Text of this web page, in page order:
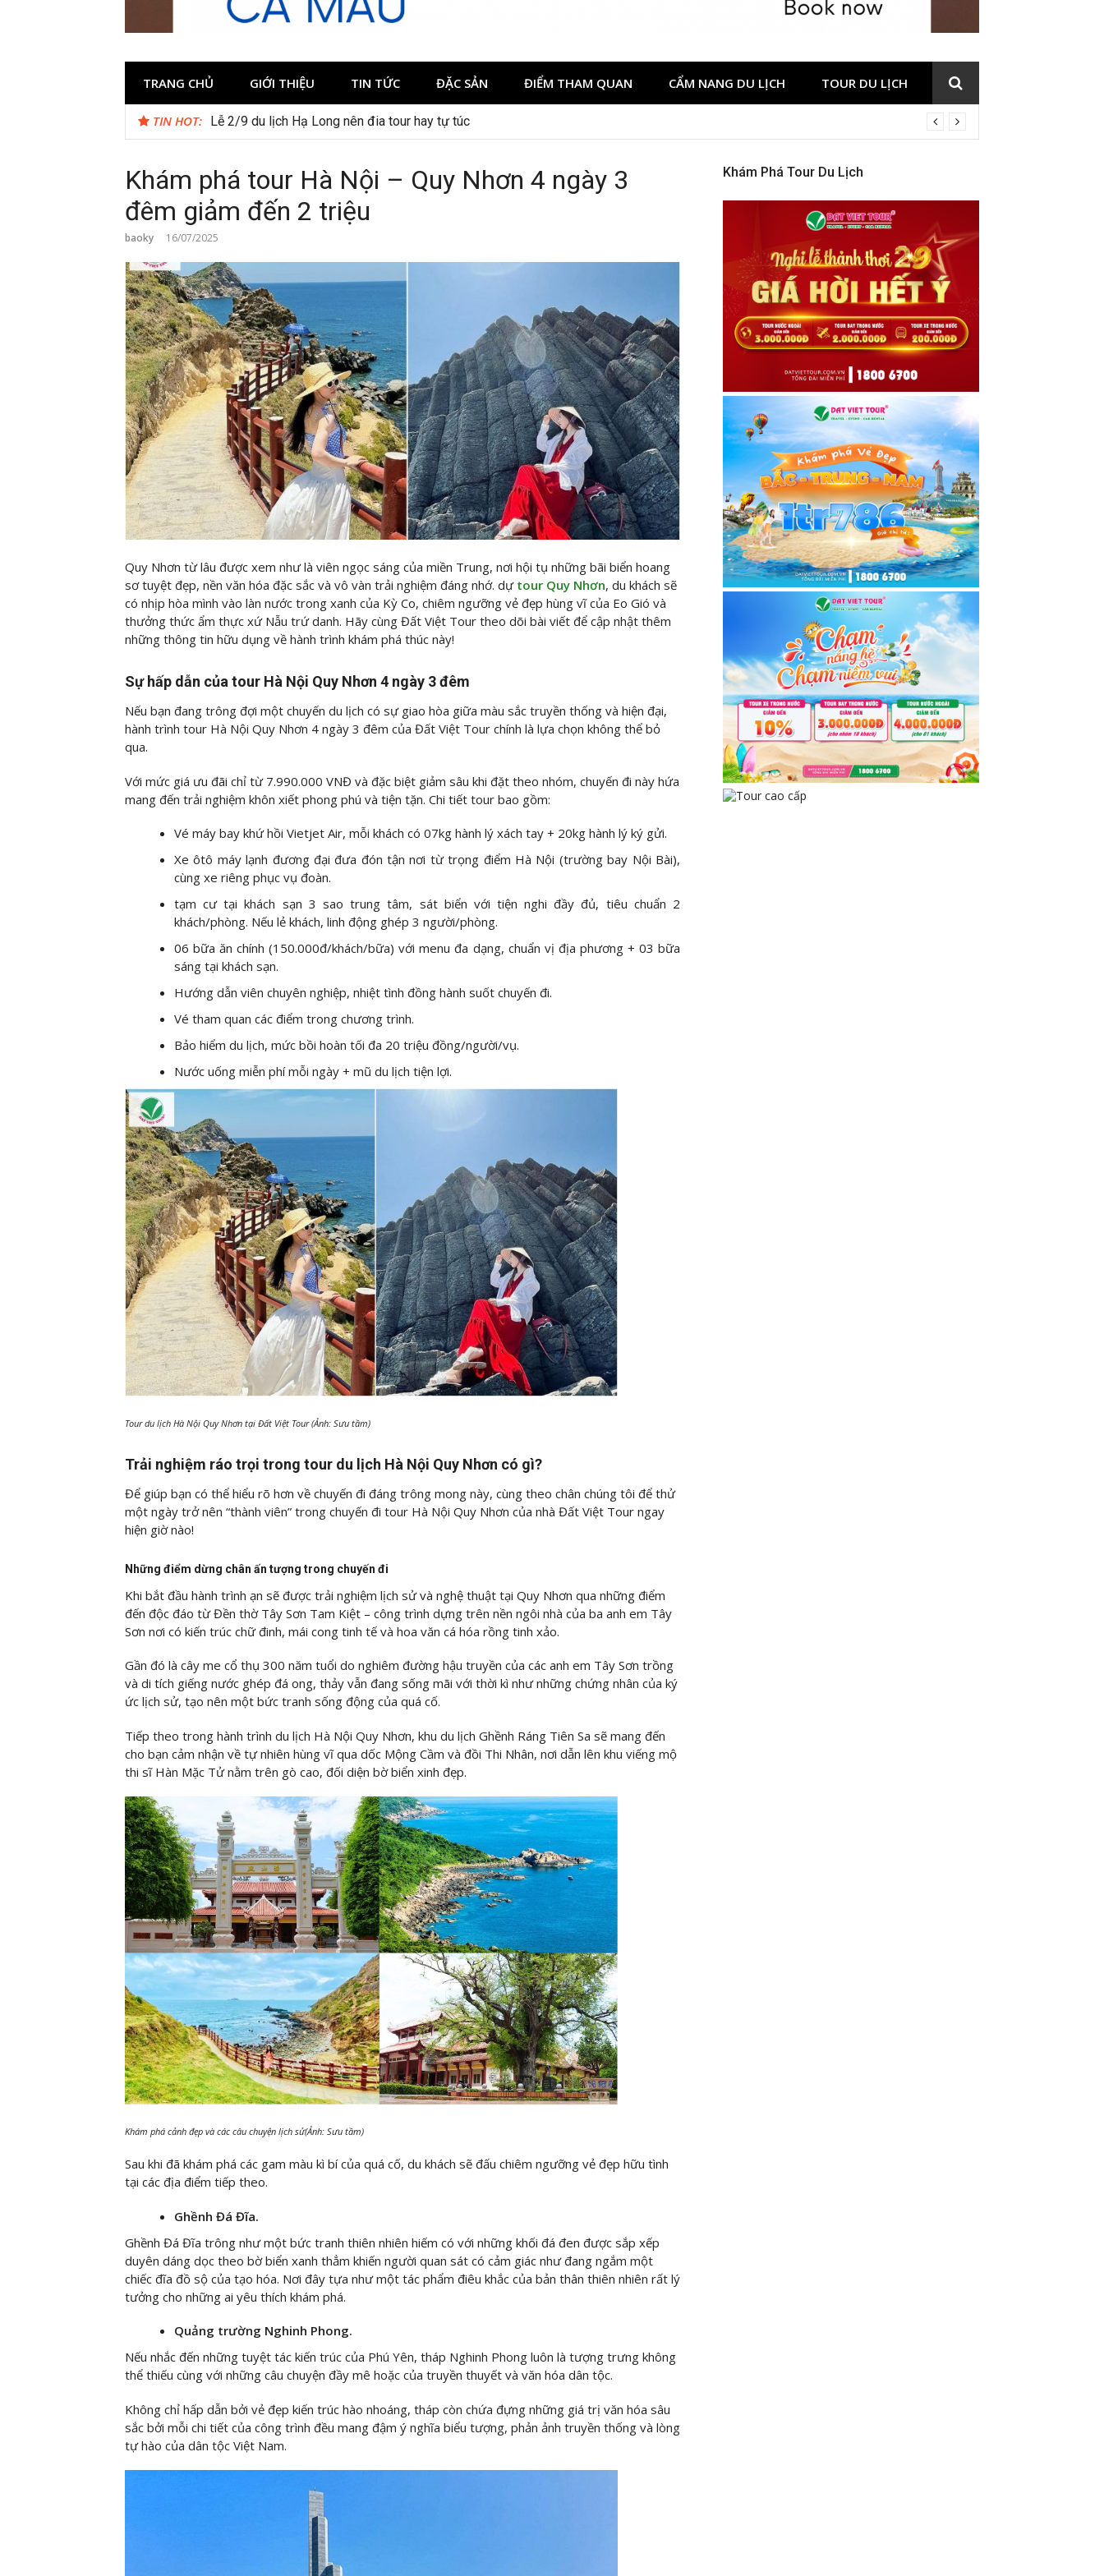
TRANG CHỦ GIỚI THIỆU TIN TỨC ĐẶC SẢN ĐIỂM THAM QUAN CẨM NANG DU LỊCH TOUR DU LỊCH
TIN HOT: Lễ 2/9 du lịch Hạ Long nên đia tour hay tự túc
Khám phá tour Hà Nội – Quy Nhơn 4 ngày 3
đêm giảm đến 2 triệu
baoky 16/07/2025
Quy Nhơn từ lâu được xem như là viên ngọc sáng của miền Trung, nơi hội tụ những bãi biển hoang
sơ tuyệt đẹp, nền văn hóa đặc sắc và vô vàn trải nghiệm đáng nhớ. dự tour Quy Nhơn, du khách sẽ
có nhịp hòa mình vào làn nước trong xanh của Kỳ Co, chiêm ngưỡng vẻ đẹp hùng vĩ của Eo Gió và
thưởng thức ẩm thực xứ Nẫu trứ danh. Hãy cùng Đất Việt Tour theo dõi bài viết để cập nhật thêm
những thông tin hữu dụng về hành trình khám phá thúc này!
Sự hấp dẫn của tour Hà Nội Quy Nhơn 4 ngày 3 đêm
Nếu bạn đang trông đợi một chuyến du lịch có sự giao hòa giữa màu sắc truyền thống và hiện đại,
hành trình tour Hà Nội Quy Nhơn 4 ngày 3 đêm của Đất Việt Tour chính là lựa chọn không thể bỏ
qua.
Với mức giá ưu đãi chỉ từ 7.990.000 VNĐ và đặc biệt giảm sâu khi đặt theo nhóm, chuyến đi này hứa
mang đến trải nghiệm khôn xiết phong phú và tiện tặn. Chi tiết tour bao gồm:
Vé máy bay khứ hồi Vietjet Air, mỗi khách có 07kg hành lý xách tay + 20kg hành lý ký gửi.
Xe ôtô máy lạnh đương đại đưa đón tận nơi từ trọng điểm Hà Nội (trường bay Nội Bài),
cùng xe riêng phục vụ đoàn.
tạm cư tại khách sạn 3 sao trung tâm, sát biển với tiện nghi đầy đủ, tiêu chuẩn 2
khách/phòng. Nếu lẻ khách, linh động ghép 3 người/phòng.
06 bữa ăn chính (150.000đ/khách/bữa) với menu đa dạng, chuẩn vị địa phương + 03 bữa
sáng tại khách sạn.
Hướng dẫn viên chuyên nghiệp, nhiệt tình đồng hành suốt chuyến đi.
Vé tham quan các điểm trong chương trình.
Bảo hiểm du lịch, mức bồi hoàn tối đa 20 triệu đồng/người/vụ.
Nước uống miễn phí mỗi ngày + mũ du lịch tiện lợi.
Tour du lịch Hà Nội Quy Nhơn tại Đất Việt Tour (Ảnh: Sưu tầm)
Trải nghiệm ráo trọi trong tour du lịch Hà Nội Quy Nhơn có gì?
Để giúp bạn có thể hiểu rõ hơn về chuyến đi đáng trông mong này, cùng theo chân chúng tôi để thử
một ngày trở nên “thành viên” trong chuyến đi tour Hà Nội Quy Nhơn của nhà Đất Việt Tour ngay
hiện giờ nào!
Những điểm dừng chân ấn tượng trong chuyến đi
Khi bắt đầu hành trình ạn sẽ được trải nghiệm lịch sử và nghệ thuật tại Quy Nhơn qua những điểm
đến độc đáo từ Đền thờ Tây Sơn Tam Kiệt – công trình dựng trên nền ngôi nhà của ba anh em Tây
Sơn nơi có kiến trúc chữ đinh, mái cong tinh tế và hoa văn cá hóa rồng tinh xảo.
Gần đó là cây me cổ thụ 300 năm tuổi do nghiêm đường hậu truyền của các anh em Tây Sơn trồng
và di tích giếng nước ghép đá ong, thảy vẫn đang sống mãi với thời kì như những chứng nhân của ký
ức lịch sử, tạo nên một bức tranh sống động của quá cố.
Tiếp theo trong hành trình du lịch Hà Nội Quy Nhơn, khu du lịch Ghềnh Ráng Tiên Sa sẽ mang đến
cho bạn cảm nhận về tự nhiên hùng vĩ qua dốc Mộng Cầm và đồi Thi Nhân, nơi dẫn lên khu viếng mộ
thi sĩ Hàn Mặc Tử nằm trên gò cao, đối diện bờ biển xinh đẹp.
Khám phá cảnh đẹp và các câu chuyện lịch sử(Ảnh: Sưu tầm)
Sau khi đã khám phá các gam màu kì bí của quá cố, du khách sẽ đấu chiêm ngưỡng vẻ đẹp hữu tình
tại các địa điểm tiếp theo.
Ghềnh Đá Đĩa.
Ghềnh Đá Đĩa trông như một bức tranh thiên nhiên hiếm có với những khối đá đen được sắp xếp
duyên dáng dọc theo bờ biển xanh thẳm khiến người quan sát có cảm giác như đang ngắm một
chiếc đĩa đồ sộ của tạo hóa. Nơi đây tựa như một tác phẩm điêu khắc của bản thân thiên nhiên rất lý
tưởng cho những ai yêu thích khám phá.
Quảng trường Nghinh Phong.
Nếu nhắc đến những tuyệt tác kiến trúc của Phú Yên, tháp Nghinh Phong luôn là tượng trưng không
thể thiếu cùng với những câu chuyện đầy mê hoặc của truyền thuyết và văn hóa dân tộc.
Không chỉ hấp dẫn bởi vẻ đẹp kiến trúc hào nhoáng, tháp còn chứa đựng những giá trị văn hóa sâu
sắc bởi mỗi chi tiết của công trình đều mang đậm ý nghĩa biểu tượng, phản ảnh truyền thống và lòng
tự hào của dân tộc Việt Nam.
Khám Phá Tour Du Lịch